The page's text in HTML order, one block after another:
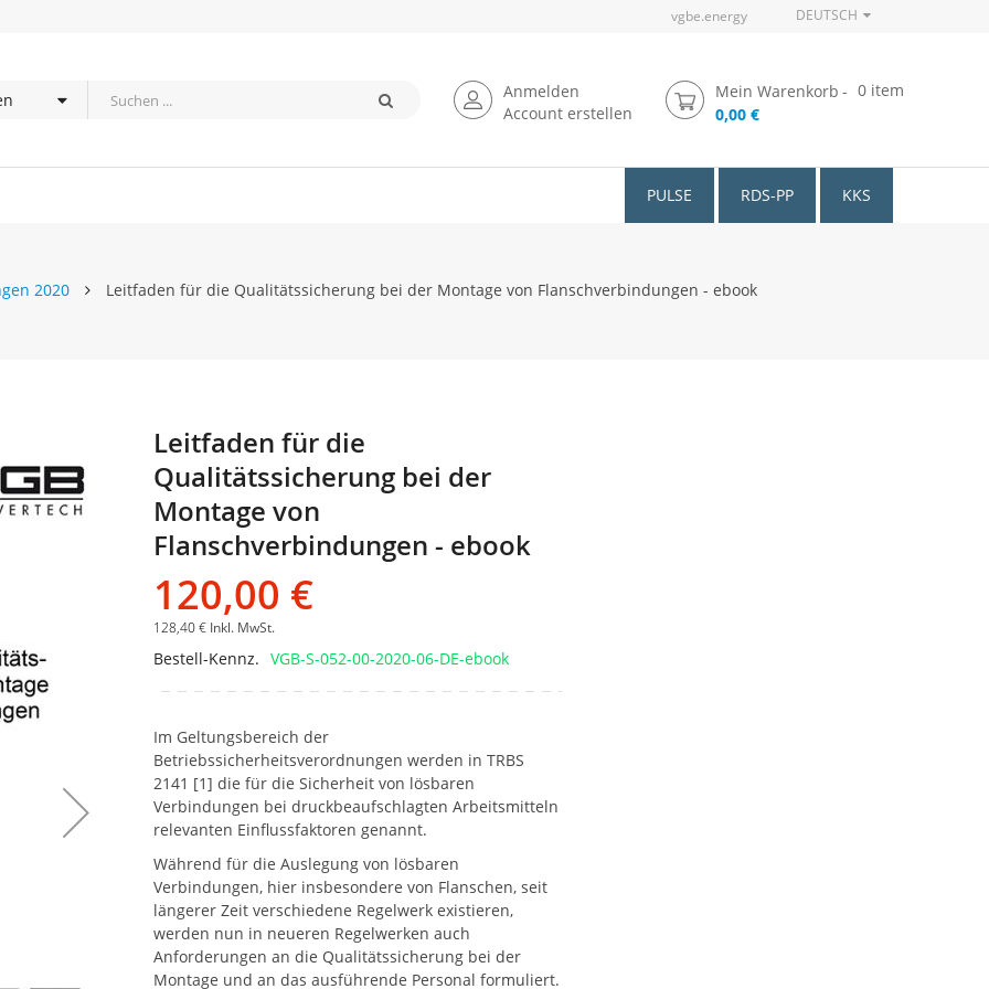
vgbe.energy DEUTSCH
Anmelden
Account erstellen
Mein Warenkorb 0 item
0,00 €
PULSE RDS-PP KKS
2020 Leitfaden für die Qualitätssicherung bei der Montage von Flanschverbindungen - ebook
Anfang
Bildgalerie
Leitfaden für die
Qualitätssicherung bei der
Montage von
Flanschverbindungen - ebook
120,00 €
128,40 € Inkl. MwSt.
Bestell-Kennz. VGB-S-052-00-2020-06-DE-ebook
Im Geltungsbereich der
Betriebssicherheitsverordnungen werden in TRBS
2141 [1] die für die Sicherheit von lösbaren
Verbindungen bei druckbeaufschlagten Arbeitsmitteln
relevanten Einflussfaktoren genannt.
Während für die Auslegung von lösbaren
Verbindungen, hier insbesondere von Flanschen, seit
längerer Zeit verschiedene Regelwerk existieren,
werden nun in neueren Regelwerken auch
Anforderungen an die Qualitätssicherung bei der
Montage und an das ausführende Personal formuliert.